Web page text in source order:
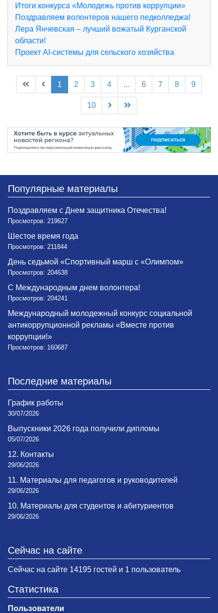
Итоги конкурса «Молодежь против коррупции»
Поздравляем волонтеров нашего педколледжа!
Лера Янчевская – лучший вожатый Курганской
области!
Проект AI-системы для сельского хозяйства
1 2 3 4 ... 6 7 8 9
10
Популярные материалы
Поздравляем с Днем защитника Отечества!
Просмотров: 219627
Шестое время года
Просмотров: 211844
День седьмой «Спортивный марш с «Олимпом»
Просмотров: 204638
С Международным днем волонтера!
Просмотров: 204241
Международный молодежный конкурс социальной
антикоррупционной рекламы «Вместе против
коррупции!»
Просмотров: 160687
Последние материалы
График работы
30/07/2026
Выпускники 2026 года получили дипломы
05/07/2026
12. Контакты
29/06/2026
11. Материалы для педагогов и руководителей
29/06/2026
10. Материалы для студентов и абитуриентов
29/06/2026
Сейчас на сайте
Сейчас на сайте 14195 гостей и 1 пользователь
Статистика
Пользователи